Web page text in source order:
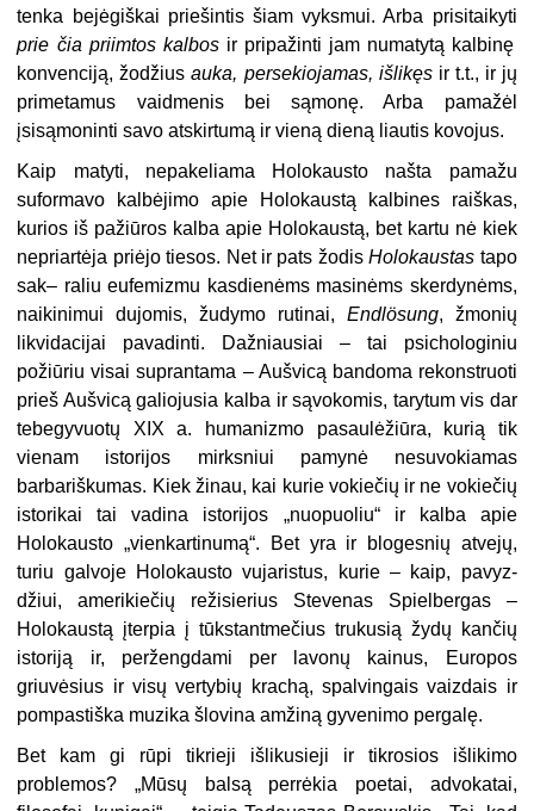
tenka bejėgiškai priešintis šiam vyksmui. Arba prisitaikyti
prie čia priimtos kalbosir pripažinti jam numatytą kalbinę
konvenciją, žodžius auka, persekiojamas, išlikęsir t.t., ir jų
primetamus vaidmenis bei sąmonę. Arba pamažėl
įsisąmoninti savo atskirtumą ir vieną die­ną liautis kovojus.
Kaip matyti, nepakeliama Holokausto našta pamažu
suformavo kalbėjimo apie Holokaustą kalbines raiškas,
kurios iš pažiūros kalba apie Holokaustą, bet kartu nė kiek
nepriartėja priėjo tiesos. Net ir pats žodisHolokaustas tapo
sak– raliu eufemizmu kasdienėms masinėms skerdynėms,
naikinimui dujomis, žudy­mo rutinai, Endlösung, žmonių
likvidacijai pavadinti. Dažniausiai – tai psichologiniu
požiūriu visai suprantama – Aušvicą bandoma rekonstruoti
prieš Aušvicą galiojusia kalba ir sąvokomis, tarytum vis dar
tebegyvuotų XIX a. humanizmo pasaulėžiūra, kurią tik
vienam istorijos mirksniui pamynė nesu­vokiamas
barbariškumas. Kiek žinau, kai kurie vokiečių ir ne vokiečių
istorikai tai vadina istorijos „nuopuoliu“ ir kalba apie
Holokausto „vienkartinumą“. Bet yra ir blogesnių atvejų,
turiu galvoje Holokausto vujaristus, kurie – kaip, pavyz­
džiui, amerikiečių režisierius Stevenas Spielbergas –
Holokaustą įterpia į tūks­tantmečius trukusią žydų kančių
istoriją ir, peržengdami per lavonų kainus, Europos
griuvėsius ir visų vertybių krachą, spalvingais vaizdais ir
pompastiška muzika šlovina amžiną gyvenimo pergalę.
Bet kam gi rūpi tikrieji išlikusieji ir tikrosios išlikimo
problemos? „Mūsų balsą perrėkia poetai, advokatai,